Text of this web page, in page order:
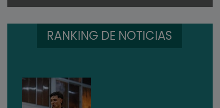
RANKING DE NOTICIAS